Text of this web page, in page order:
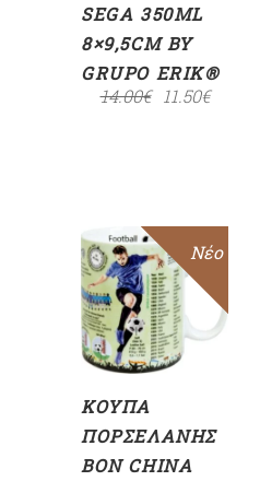
SEGA 350ML
8×9,5CM BY
GRUPO ERIK®
14.00€ 11.50€
Sale
Νέο
ΠΡΟΣΘΉΚΗ
ΣΤΟ
ΚΑΛΆΘΙ
ΚΟΎΠΑ
ΠΟΡΣΕΛΆΝΗΣ
BON CHINA